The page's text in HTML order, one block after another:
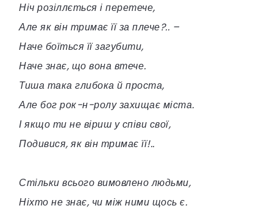
Ніч розіллється і перетече,
Але як він тримає її за плече?.. –
Наче боїться її загубити,
Наче знає, що вона втече.
Тиша така глибока й проста,
Але бог рок-н-ролу захищає міста.
І якщо ти не віриш у співи свої,
Подивися, як він тримає її!..
Стільки всього вимовлено людьми,
Ніхто не знає, чи між ними щось є.